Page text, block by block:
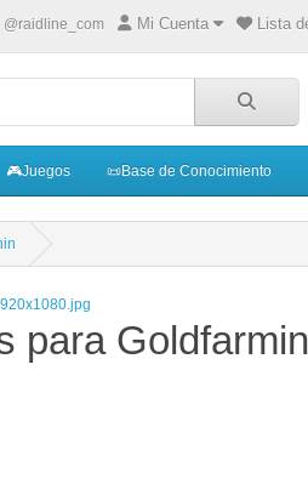
@raidline_com Mi Cuenta Lista
🎮Juegos 📜Base de Conocimiento
para